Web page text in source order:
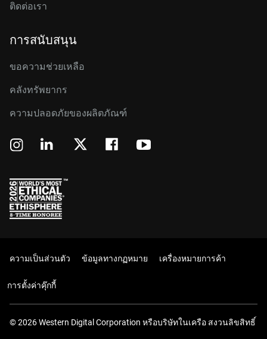
ติดต่อเรา
การสนับสนุน
ขอความช่วยเหลือ
คลังทรัพยากร
ความปลอดภัยของผลิตภัณฑ์
ความเป็นส่วนตัว ข้อมูลทางกฏหมาย เครื่องหมายการค้า
การตั้งค่าคุ๊กกี้
© 2026 Western Digital Corporation หรือบริษัทในเครือ สงวนลิขสิทธิ์